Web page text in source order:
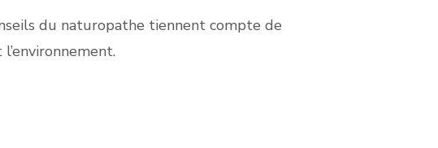
du naturopathe tiennent compte de